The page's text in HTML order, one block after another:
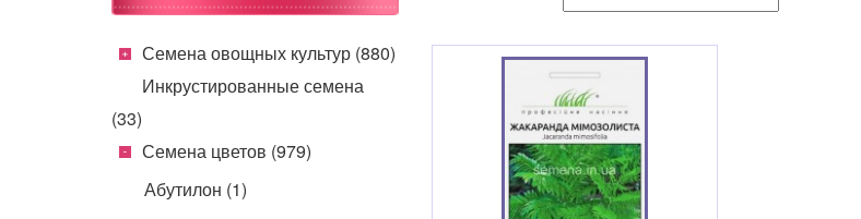
Семена овощных культур (880)
Инкрустированные семена
(33)
Семена цветов (979)
Абутилон (1)